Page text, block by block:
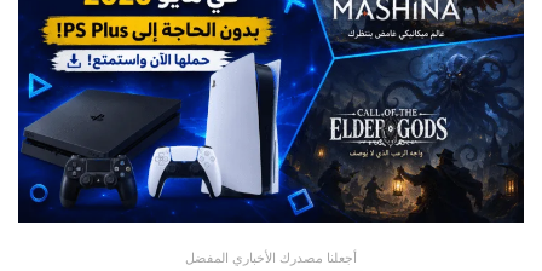
أجعلنا مصدرك الأخباري المفضل